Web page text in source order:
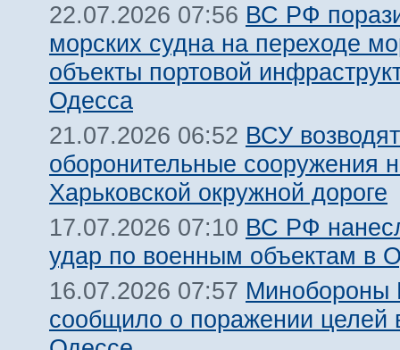
22.07.2026 07:56 ВС РФ
морских судна на переходе
объекты портовой
Одесса
21.07.2026 06:52 ВСУ возводят
оборонительные сооружения
Харьковской окружной дороге
17.07.2026 07:10 ВС РФ
удар по военным объектам в
16.07.2026 07:57
сообщило о поражении целей